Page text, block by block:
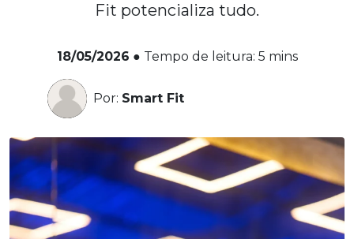
Fit potencializa tudo.
18/05/2026 ● Tempo de leitura: 5 mins
Por: Smart Fit